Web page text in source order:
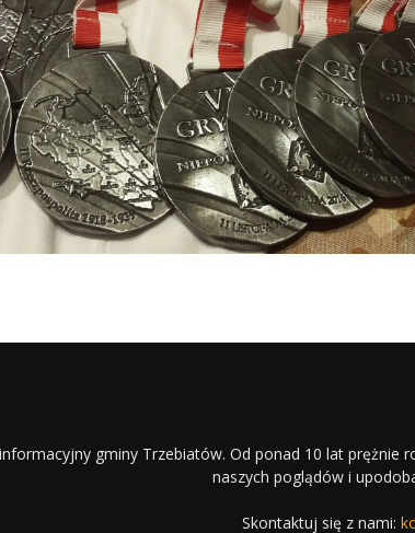
gminy Trzebiatów. Od ponad 10 lat prężnie
naszych poglądów i
Skontaktuj się z nami: